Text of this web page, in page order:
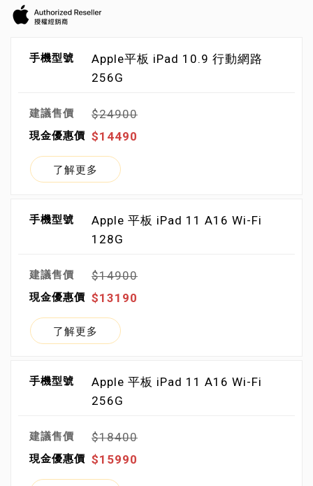
Apple平板 iPad 10.9 行動網路
256G
$24900
$14490
了解更多
Apple 平板 iPad 11 A16 Wi-Fi
128G
$14900
$13190
了解更多
Apple 平板 iPad 11 A16 Wi-Fi
256G
$18400
$15990